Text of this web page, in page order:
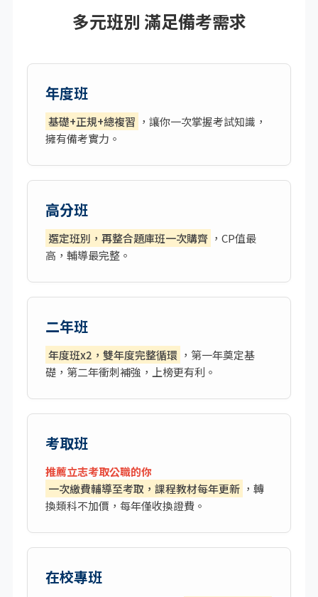
多元班別 滿足備考需求
年度班
基礎+正規+總複習 ，讓你一次掌握考試知識，
擁有備考實力。
高分班
選定班別，再整合題庫班一次購齊 ，CP值最
高，輔導最完整。
二年班
年度班x2，雙年度完整循環 ，第一年奠定基
礎，第二年衝刺補強，上榜更有利。
考取班
推薦立志考取公職的你
一次繳費輔導至考取，課程教材每年更新 ，轉
換類科不加價，每年僅收換證費。
在校專班